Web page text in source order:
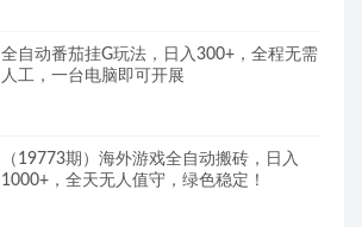
全自动番茄挂G玩法，日入300+，全程无需
人工，一台电脑即可开展
（19773期）海外游戏全自动搬砖，日入
1000+，全天无人值守，绿色稳定！